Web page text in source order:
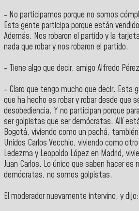
- No participamos porque no somos
Esta gente participa porque están
Además. Nos robaron el partido y la
nada que robar y nos robaron el partido.
- Tiene algo que decir, amigo Alfredo
- Claro que tengo mucho que decir. Esta
que ha hecho es robar y robar desde que
desobediencia. Y no participan porque
ser golpistas que ser demócratas. Allí
Bogotá, viviendo como un pachá,
Unidos Carlos Vecchio, viviendo como
Ledezma y Leopoldo López en Madrid,
Juan Carlos. Lo único que saben hacer es
demócratas, no somos golpistas.
El moderador nuevamente intervino, y dijo: